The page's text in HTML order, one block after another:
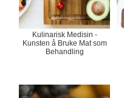
Kulinarisk Medisin -
Kunsten å Bruke Mat som
Behandling